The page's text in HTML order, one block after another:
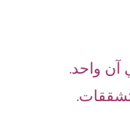
آن واحد.